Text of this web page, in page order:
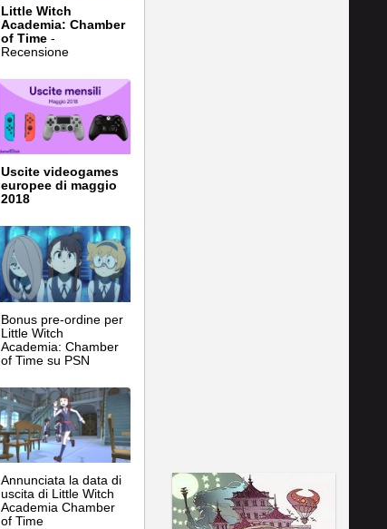
Little Witch
Academia: Chamber
of Time -
Recensione
Uscite videogames
europee di maggio
2018
Bonus pre-ordine per
Little Witch
Academia: Chamber
of Time su PSN
Annunciata la data di
uscita di Little Witch
Academia Chamber
of Time